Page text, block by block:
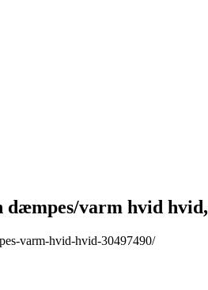
varm hvid
varm-hvid-hvid-30497490/